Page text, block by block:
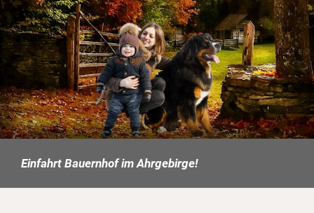
Einfahrt Bauernhof im Ahrgebirge!